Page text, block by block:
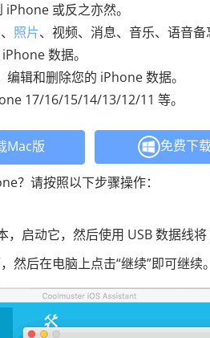
或反之亦然。
、 照片、视频、消息、音乐、语音备
数据。
辑和删除您的 iPhone 数据。
17/16/15/14/13/12/11 等。
Mac版 免费下
？请按照以下步骤操作：
，启动它，然后使用 USB 数据线
然后在电脑上点击“继续”即可继续。